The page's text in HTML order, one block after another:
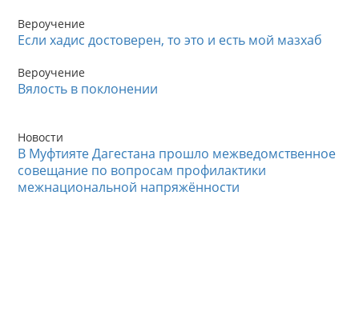
Вероучение
Если хадис достоверен, то это и есть мой мазхаб
Вероучение
Вялость в поклонении
Новости
В Муфтияте Дагестана прошло межведомственное
совещание по вопросам профилактики
межнациональной напряжённости